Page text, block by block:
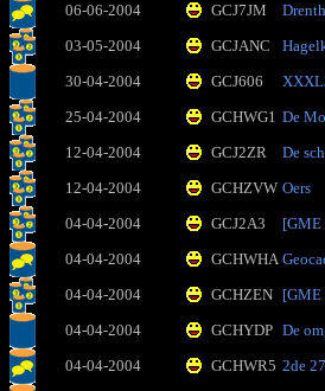
06-06-2004
GCJ7JM
03-05-2004
GCJANC
30-04-2004
GCJ606
25-04-2004
GCHWG1 De
12-04-2004
GCJ2ZR De
12-04-2004
GCHZVW Oers
04-04-2004
GCJ2A3
[GME
04-04-2004
GCHWHA
04-04-2004
GCHZEN [GME
04-04-2004
GCHYDP De
04-04-2004
GCHWR5 2de